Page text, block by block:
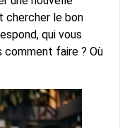
chercher le bon
qui vous
comment faire ? Où